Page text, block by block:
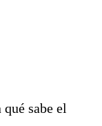
sabe el